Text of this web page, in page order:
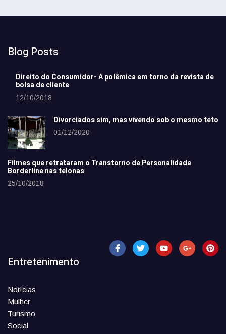
Blog Posts
Direito do Consumidor- A polêmica em torno da revista de
bolsa de cliente
12/10/2018
Divorciados sim, mas vivendo sob o mesmo teto
01/12/2020
Filmes que retrataram o Transtorno de Personalidade
Borderline nas telonas
25/10/2018
Entretenimento
Notícias
Mulher
Turismo
Social